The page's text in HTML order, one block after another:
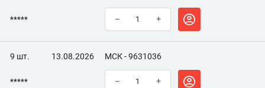
***** – +
9 шт. 13.08.2026 МСК - 9631036
***** – +